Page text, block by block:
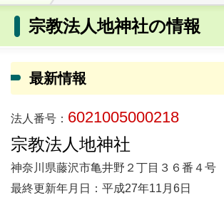
宗教法人地神社の情報
最新情報
法人番号： 6021005000218
宗教法人地神社
神奈川県藤沢市亀井野２丁目３６番４号
最終更新年月日：平成27年11月6日